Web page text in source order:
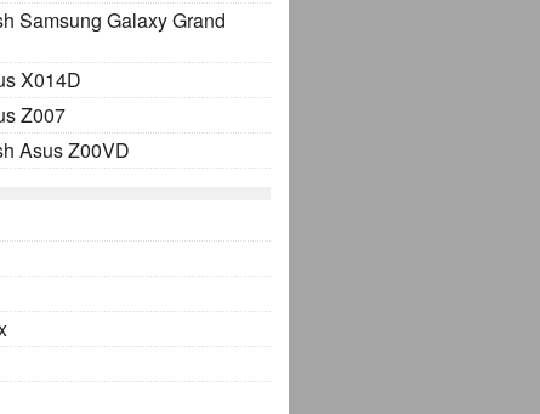
Samsung Galaxy Grand
X014D
Z007
Asus Z00VD